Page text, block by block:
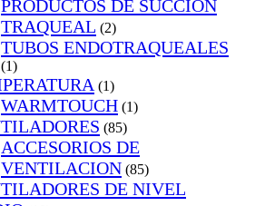
PRODUCTOS DE SUCCION
TRAQUEAL (2)
TUBOS ENDOTRAQUEALES
(1)
(1)
WARMTOUCH (1)
(85)
ACCESORIOS DE
VENTILACION (85)
DE NIVEL